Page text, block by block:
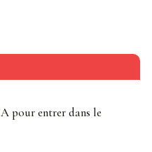
pour entrer dans le